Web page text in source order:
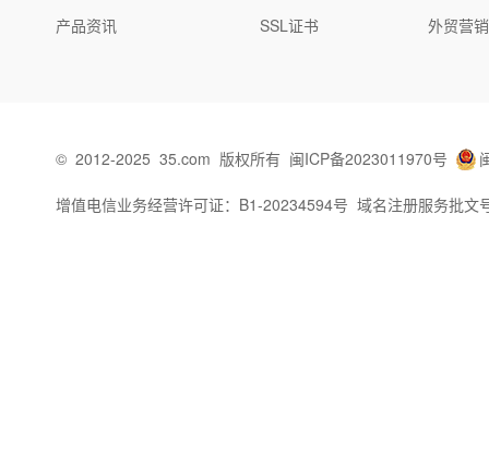
产品资讯 SSL证书 外贸营
© 2012-2025 35.com 版权所有 闽ICP备2023011970号
增值电信业务经营许可证：B1-20234594号 域名注册服务批文